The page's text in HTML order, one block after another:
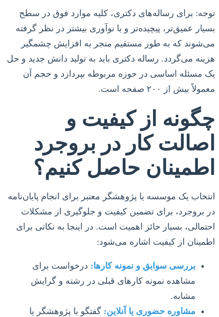
توجه: برای رساله‌های دکتری، کلیه موارد فوق در سطح
بسیار عمیق‌تر، پیچیده‌تر و با نوآوری بیشتر در نظر گرفته
می‌شوند که به طور مستقیم منجر به افزایش چشمگیر
هزینه می‌گردد. رساله دکتری باید به تولید دانش جدید و حل
یک مسئله اساسی در حوزه مربوطه بپردازد و حجم آن
معمولاً بیش از ۲۰۰ صفحه است.
چگونه از کیفیت و
اصالت کار در بروجرد
اطمینان حاصل کنیم؟
انتخاب یک موسسه یا پژوهشگر معتبر برای انجام پایان‌نامه
در بروجرد، برای تضمین کیفیت و جلوگیری از مشکلات
احتمالی، بسیار حائز اهمیت است. در اینجا به نکاتی برای
اطمینان از کیفیت اشاره می‌شود:
بررسی سوابق و نمونه کارها: درخواست برای
مشاهده نمونه کارهای قبلی در رشته و گرایش
مشابه.
مشاوره حضوری یا آنلاین: گفتگو با پژوهشگر یا